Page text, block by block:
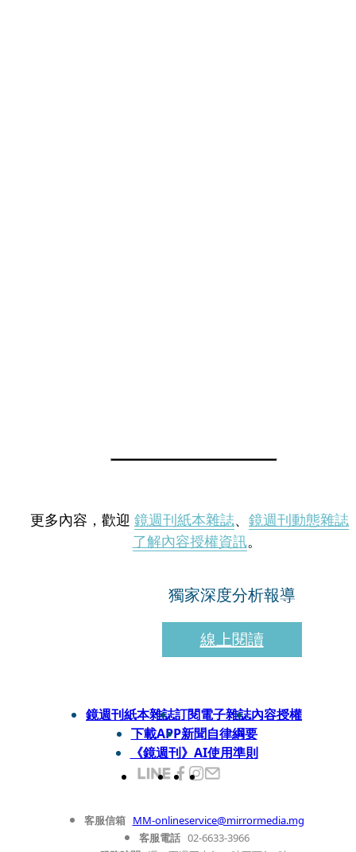
更多內容，歡迎 鏡週刊紙本雜誌、 鏡週刊動態雜誌
了解內容授權資訊。
獨家深度分析報導
線上閱讀
鏡週刊紙本雜誌訂閱電子雜誌內容授權
下載APP新聞自律綱要
《鏡週刊》AI使用準則
客服信箱 MM-onlineservice@mirrormedia.mg
客服電話 02-6633-3966